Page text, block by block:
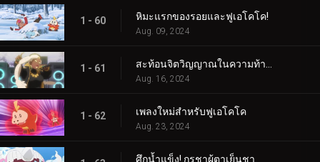
1 - 60 หิมะแรกของรอยและฟูเอโคโค!
Aug. 09, 2024
1 - 61
Aug. 16, 2024
1 - 62 เพลงใหม่สำหรับฟูเอโคโค
Aug. 23, 2024
ศึกน้ำแข็ง! กรูชาผู้ตาเย็นชา